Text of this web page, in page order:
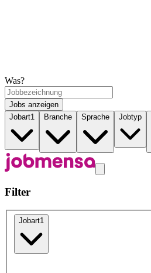
Was?
Jobs anzeigen
Jobart1 Branche Sprache Jobtyp
Filter
Jobart1